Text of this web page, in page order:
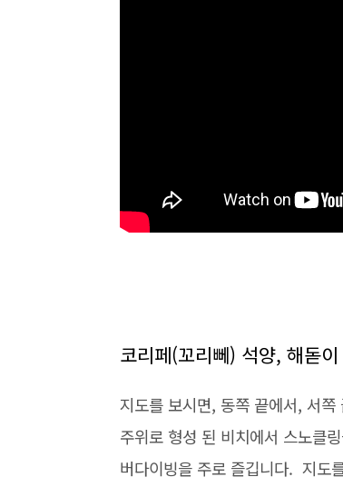
코리페(꼬리뻬) 석양, 해돋
지도를 보시면, 동쪽 끝에서, 서
주위로 형성 된 비치에서 스노클
버다이빙을 주로 즐깁니다. 지도